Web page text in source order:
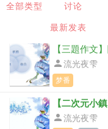
全部类型
讨论
最新发表
【三題作文
流光夜雫
梦番
流光夜雫